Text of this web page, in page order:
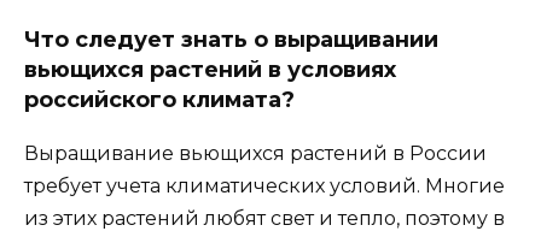
Что следует знать о выращивании
вьющихся растений в условиях
российского климата?
Выращивание вьющихся растений в России
требует учета климатических условий. Многие
из этих растений любят свет и тепло, поэтому в